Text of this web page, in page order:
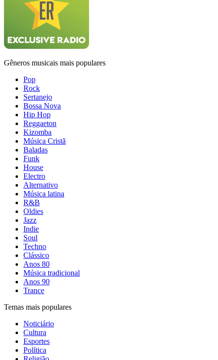
Gêneros musicais mais populares
Pop
Rock
Sertanejo
Bossa Nova
Hip Hop
Reggaeton
Kizomba
Música Cristã
Baladas
Funk
House
Electro
Alternativo
Música latina
R&B
Oldies
Jazz
Indie
Soul
Techno
Clássico
Anos 80
Música tradicional
Anos 90
Trance
Temas mais populares
Noticiário
Cultura
Esportes
Política